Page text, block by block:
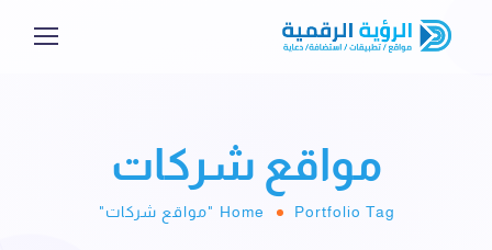
مواقع شركات
Home Portfolio Tag "مواقع شركات"